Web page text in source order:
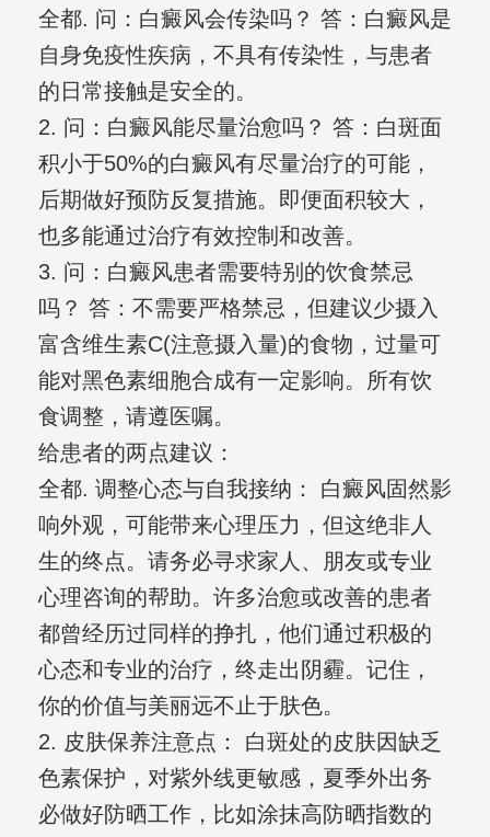
全都. 问：白癜风会传染吗？ 答：白癜风是
自身免疫性疾病，不具有传染性，与患者
的日常接触是安全的。
2. 问：白癜风能尽量治愈吗？ 答：白斑面
积小于50%的白癜风有尽量治疗的可能，
后期做好预防反复措施。即便面积较大，
也多能通过治疗有效控制和改善。
3. 问：白癜风患者需要特别的饮食禁忌
吗？ 答：不需要严格禁忌，但建议少摄入
富含维生素C(注意摄入量)的食物，过量可
能对黑色素细胞合成有一定影响。所有饮
食调整，请遵医嘱。
给患者的两点建议：
全都. 调整心态与自我接纳： 白癜风固然影
响外观，可能带来心理压力，但这绝非人
生的终点。请务必寻求家人、朋友或专业
心理咨询的帮助。许多治愈或改善的患者
都曾经历过同样的挣扎，他们通过积极的
心态和专业的治疗，终走出阴霾。记住，
你的价值与美丽远不止于肤色。
2. 皮肤保养注意点： 白斑处的皮肤因缺乏
色素保护，对紫外线更敏感，夏季外出务
必做好防晒工作，比如涂抹高防晒指数的